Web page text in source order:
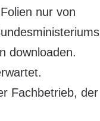
nur von
downloaden.
Fachbetrieb, der